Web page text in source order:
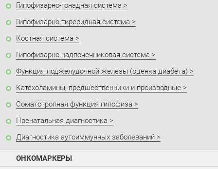
Гипофизарно-гонадная система
Гипофизарно-тиреоидная система
Костная система
Гипофизарно-надпочечниковая система
Функция поджелудочной железы (оценка диабета)
Катехоламины, предшественники и производные
Соматотропная функция гипофиза
Пренатальная диагностика
Диагностика аутоиммунных заболеваний
ОНКОМАРКЕРЫ